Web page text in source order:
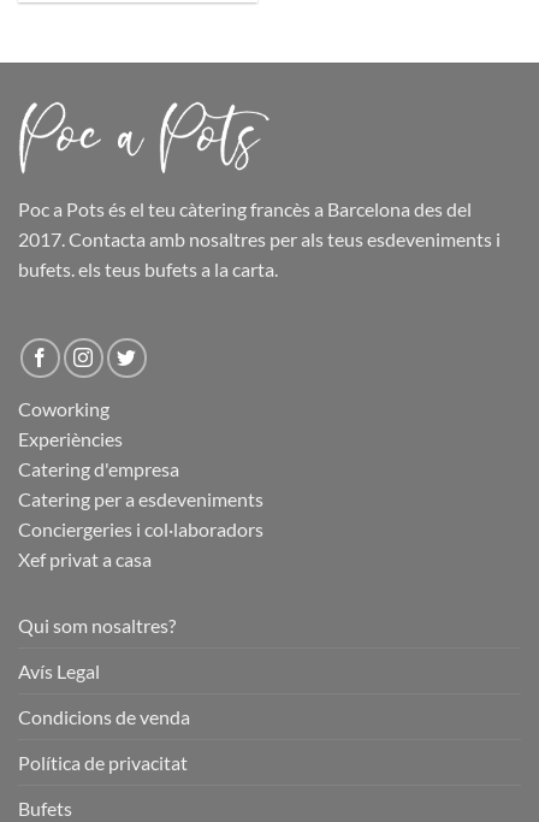
Poc a Potsés el teu càtering francès a Barcelona des del
2017. Contacta amb nosaltres per als teus esdeveniments i
bufets.els teus bufetsa la carta.
Coworking
Experiències
Catering d'empresa
Catering per a esdeveniments
Conciergeries i col·laboradors
Xef privat a casa
Qui som nosaltres?
Avís Legal
Condicions de venda
Política de privacitat
Bufets